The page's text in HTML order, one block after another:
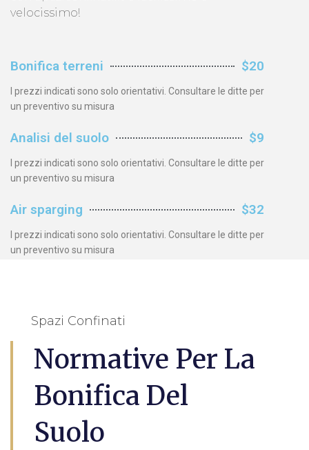
velocissimo!
Bonifica terreni $20
I prezzi indicati sono solo orientativi. Consultare le ditte per
un preventivo su misura
Analisi del suolo $9
I prezzi indicati sono solo orientativi. Consultare le ditte per
un preventivo su misura
Air sparging $32
I prezzi indicati sono solo orientativi. Consultare le ditte per
un preventivo su misura
Spazi Confinati
Normative Per La
Bonifica Del
Suolo